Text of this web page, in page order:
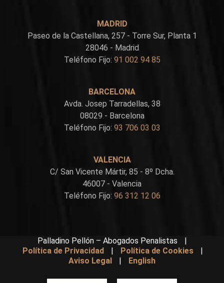
MADRID
Paseo de la Castellana, 257 - Torre Sur, Planta 1
28046 - Madrid
Teléfono Fijo: 91 002 94 85
BARCELONA
Avda. Josep Tarradellas, 38
08029 - Barcelona
Teléfono Fijo: 93 706 03 03
VALENCIA
C/ San Vicente Mártir, 85 - 8º Dcha.
46007 - Valencia
Teléfono Fijo: 96 312 12 06
Palladino Pellón – Abogados Penalistas
|
Política de Privacidad
| Política de Cookies
|
Aviso Legal
| English